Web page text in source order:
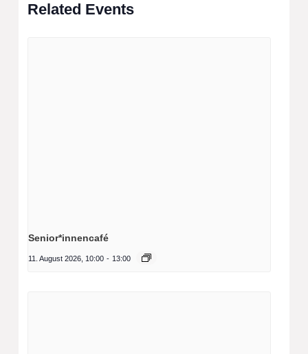
Related Events
Senior*innencafé
11. August 2026, 10:00 - 13:00